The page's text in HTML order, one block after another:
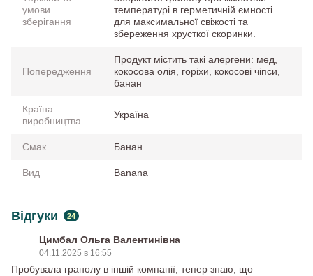
умови
зберігання
температурі в герметичній ємності
для максимальної свіжості та
збереження хрусткої скоринки.
Попередження
Продукт містить такі алергени: мед,
кокосова олія, горіхи, кокосові чіпси,
банан
Країна
виробництва
Україна
Смак Банан
Вид Banana
Відгуки 24
Цимбал Ольга Валентинівна
04.11.2025 в 16:55
Пробувала гранолу в іншій компанії, тепер знаю, що